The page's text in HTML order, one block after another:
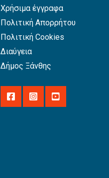
Χρήσιμα έγγραφα
Πολιτική Απορρήτου
Πολιτική Cookies
Διαύγεια
Δήμος Ξάνθης